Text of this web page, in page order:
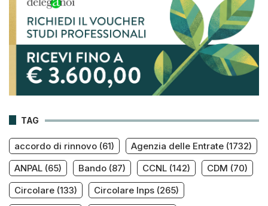
TAG
accordo di rinnovo (61) Agenzia delle Entrate (1732)
ANPAL (65) Bando (87) CCNL (142) CDM (70)
Circolare (133) Circolare Inps (265)